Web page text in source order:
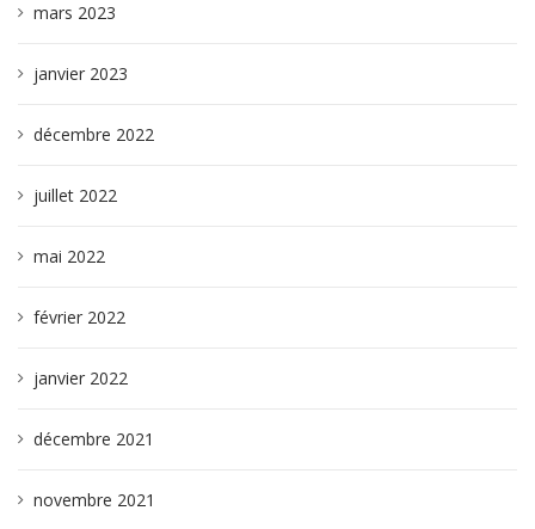
mars 2023
janvier 2023
décembre 2022
juillet 2022
mai 2022
février 2022
janvier 2022
décembre 2021
novembre 2021